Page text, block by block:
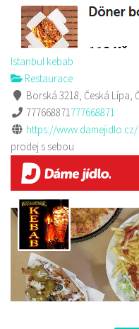
Istanbul kebab
Restaurace
Borská 3218, Česká Lípa,
777668871777668871
https://
prodej s sebou